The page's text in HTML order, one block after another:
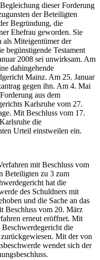
dieser Forderung
der Beteiligten
Begründung, die
Ehefrau geworden. Sie
als Miteigentümer der
begünstigende Testament
2008 sei unwirksam. Am
dahingehende
Mainz. Am 25. Januar
gegen ihn. Am 4. Mai
aus dem
Karlsruhe vom 27.
Mit Beschluss vom 17.
die
Urteil einstweilen ein.
mit Beschluss vom
Beteiligten zu 3 zum
hat die
des Schuldners mit
und die Sache an das
Beschluss vom 20. März
erneut eröffnet. Mit
Beschwerdegericht die
Mit der von
wendet sich der